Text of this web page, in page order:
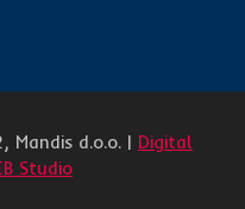
Mandis d.o.o. | Digital
Studio